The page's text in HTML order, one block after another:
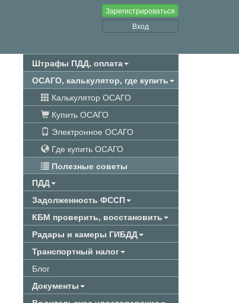
Зарегистрироваться
Вход
Штрафы ПДД, оплата
ОСАГО, калькулятор, где купить
Калькулятор ОСАГО
Купить ОСАГО
Электронное ОСАГО
Где купить ОСАГО
Полезные советы
ПДД
Задолженность ФССП
КБМ проверить, восстановить
Радары и камеры ГИБДД
Транспортный налог
Блог
Документы